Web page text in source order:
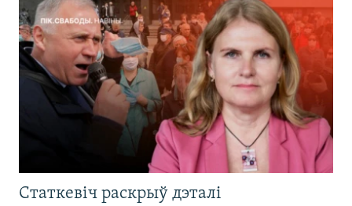
Статкевіч раскрыў дэталі